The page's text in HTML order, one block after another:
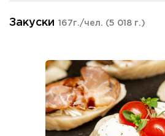
Закуски 167г./чел. (5 018 г.)